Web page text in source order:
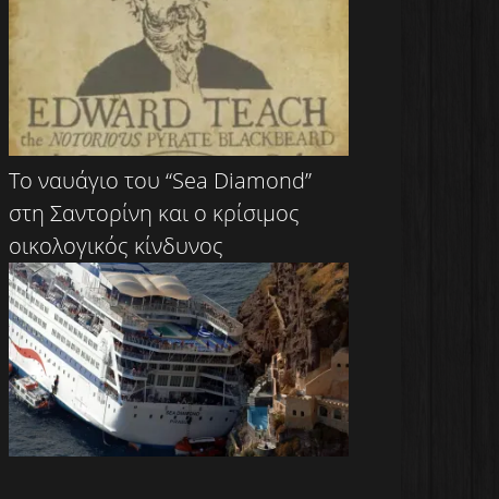
Το ναυάγιο του “Sea Diamond”
στη Σαντορίνη και ο κρίσιμος
οικολογικός κίνδυνος